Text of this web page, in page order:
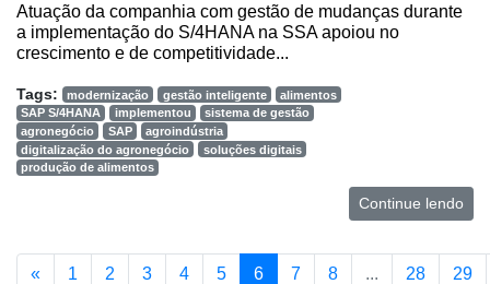
Atuação da companhia com gestão de mudanças durante
a implementação do S/4HANA na SSA apoiou no
crescimento e de competitividade...
Tags: modernização gestão inteligente
alimentos
SAP S/4HANA
implementou
sistema de gestão
agronegócio
SAP
agroindústria
digitalização do agronegócio
soluções digitais
produção de alimentos
Continue lendo
« 1 2 3 4 5 6 7 8 ... 28 29